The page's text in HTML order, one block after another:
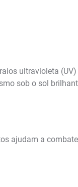
ultravioleta
sob o sol
ajudam a